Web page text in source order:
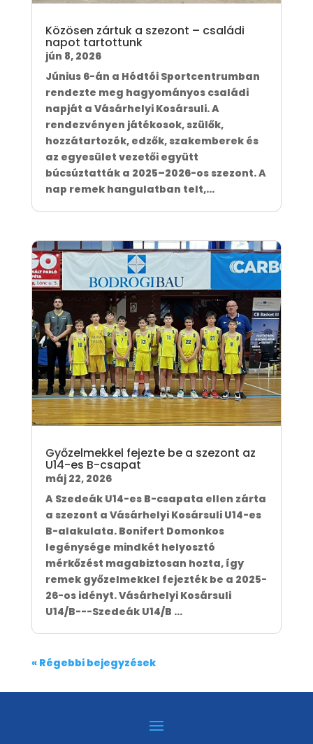
Közösen zártuk a szezont – családi
napot tartottunk
jún 8, 2026
Június 6-án a Hódtói Sportcentrumban
rendezte meg hagyományos családi
napját a Vásárhelyi Kosársuli. A
rendezvényen játékosok, szülők,
hozzátartozók, edzők, szakemberek és
az egyesület vezetői együtt
búcsúztatták a 2025–2026-os szezont. A
nap remek hangulatban telt,...
Győzelmekkel fejezte be a szezont az
U14-es B-csapat
máj 22, 2026
A Szedeák U14-es B-csapata ellen zárta
a szezont a Vásárhelyi Kosársuli U14-es
B-alakulata. Bonifert Domonkos
legénysége mindkét helyosztó
mérkőzést magabiztosan hozta, így
remek győzelmekkel fejezték be a 2025-
26-os idényt. Vásárhelyi Kosársuli
U14/B---Szedeák U14/B ...
« Régebbi bejegyzések